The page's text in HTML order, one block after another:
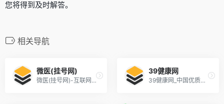
您将得到及时解答。
相关导航
微医(挂号网)
微医(挂号网)-互联网医院在线诊疗平台
39健康网
39健康网_中国优质医疗保健信息与在线健康服务平台